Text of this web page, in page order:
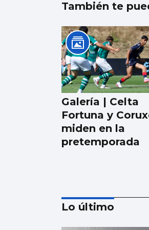
También te
Galería | Celta
Fortuna y
miden en la
pretemporada
Lo último